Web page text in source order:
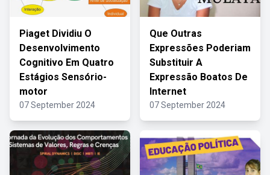
Piaget Dividiu O
Desenvolvimento
Cognitivo Em Quatro
Estágios Sensório-
motor
07 September 2024
Que Outras
Expressões Poderiam
Substituir A
Expressão Boatos De
Internet
07 September 2024